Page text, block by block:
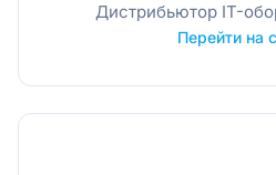
Дистрибьютор IT-
Перейти на